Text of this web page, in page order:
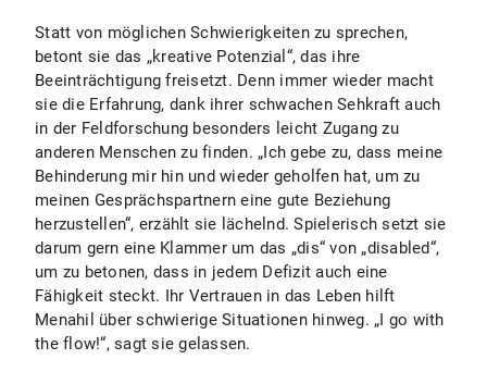
Statt von möglichen Schwierigkeiten zu sprechen,
betont sie das „kreative Potenzial“, das ihre
Beeinträchtigung freisetzt. Denn immer wieder macht
sie die Erfahrung, dank ihrer schwachen Sehkraft auch
in der Feldforschung besonders leicht Zugang zu
anderen Menschen zu finden. „Ich gebe zu, dass meine
Behinderung mir hin und wieder geholfen hat, um zu
meinen Gesprächspartnern eine gute Beziehung
herzustellen“, erzählt sie lächelnd. Spielerisch setzt sie
darum gern eine Klammer um das „dis“ von „disabled“,
um zu betonen, dass in jedem Defizit auch eine
Fähigkeit steckt. Ihr Vertrauen in das Leben hilft
Menahil über schwierige Situationen hinweg. „I go with
the flow!“, sagt sie gelassen.